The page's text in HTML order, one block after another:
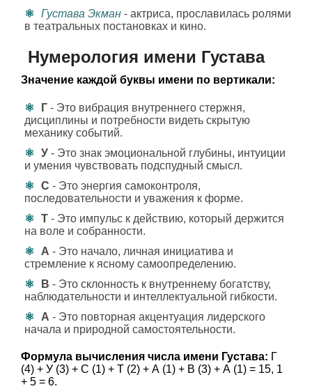
Густава Экман - актриса, прославилась ролями
в театральных постановках и кино.
Нумерология имени Густава
Значение каждой буквы имени по вертикали:
Г - Это вибрация внутреннего стержня,
дисциплины и потребности видеть скрытую
механику событий.
У - Это знак эмоциональной глубины, интуиции
и умения чувствовать подспудный смысл.
С - Это энергия самоконтроля,
последовательности и уважения к форме.
Т - Это импульс к действию, который держится
на воле и собранности.
А - Это начало, личная инициатива и
стремление к ясному самоопределению.
В - Это склонность к внутреннему богатству,
наблюдательности и интеллектуальной гибкости.
А - Это повторная акцентуация лидерского
начала и природной самостоятельности.
Формула вычисления числа имени Густава: Г
(4) + У (3) + С (1) + Т (2) + А (1) + В (3) + А (1) = 15, 1
+ 5 = 6.